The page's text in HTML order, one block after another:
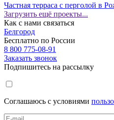
Частная терраса с перголой в
Загрузить ещё проекты...
Как с нами связаться
Белгород
Бесплатно по России
8 800 775-08-91
Заказать звонок
Подпишитесь на рассылку
Соглашаюсь с условиями